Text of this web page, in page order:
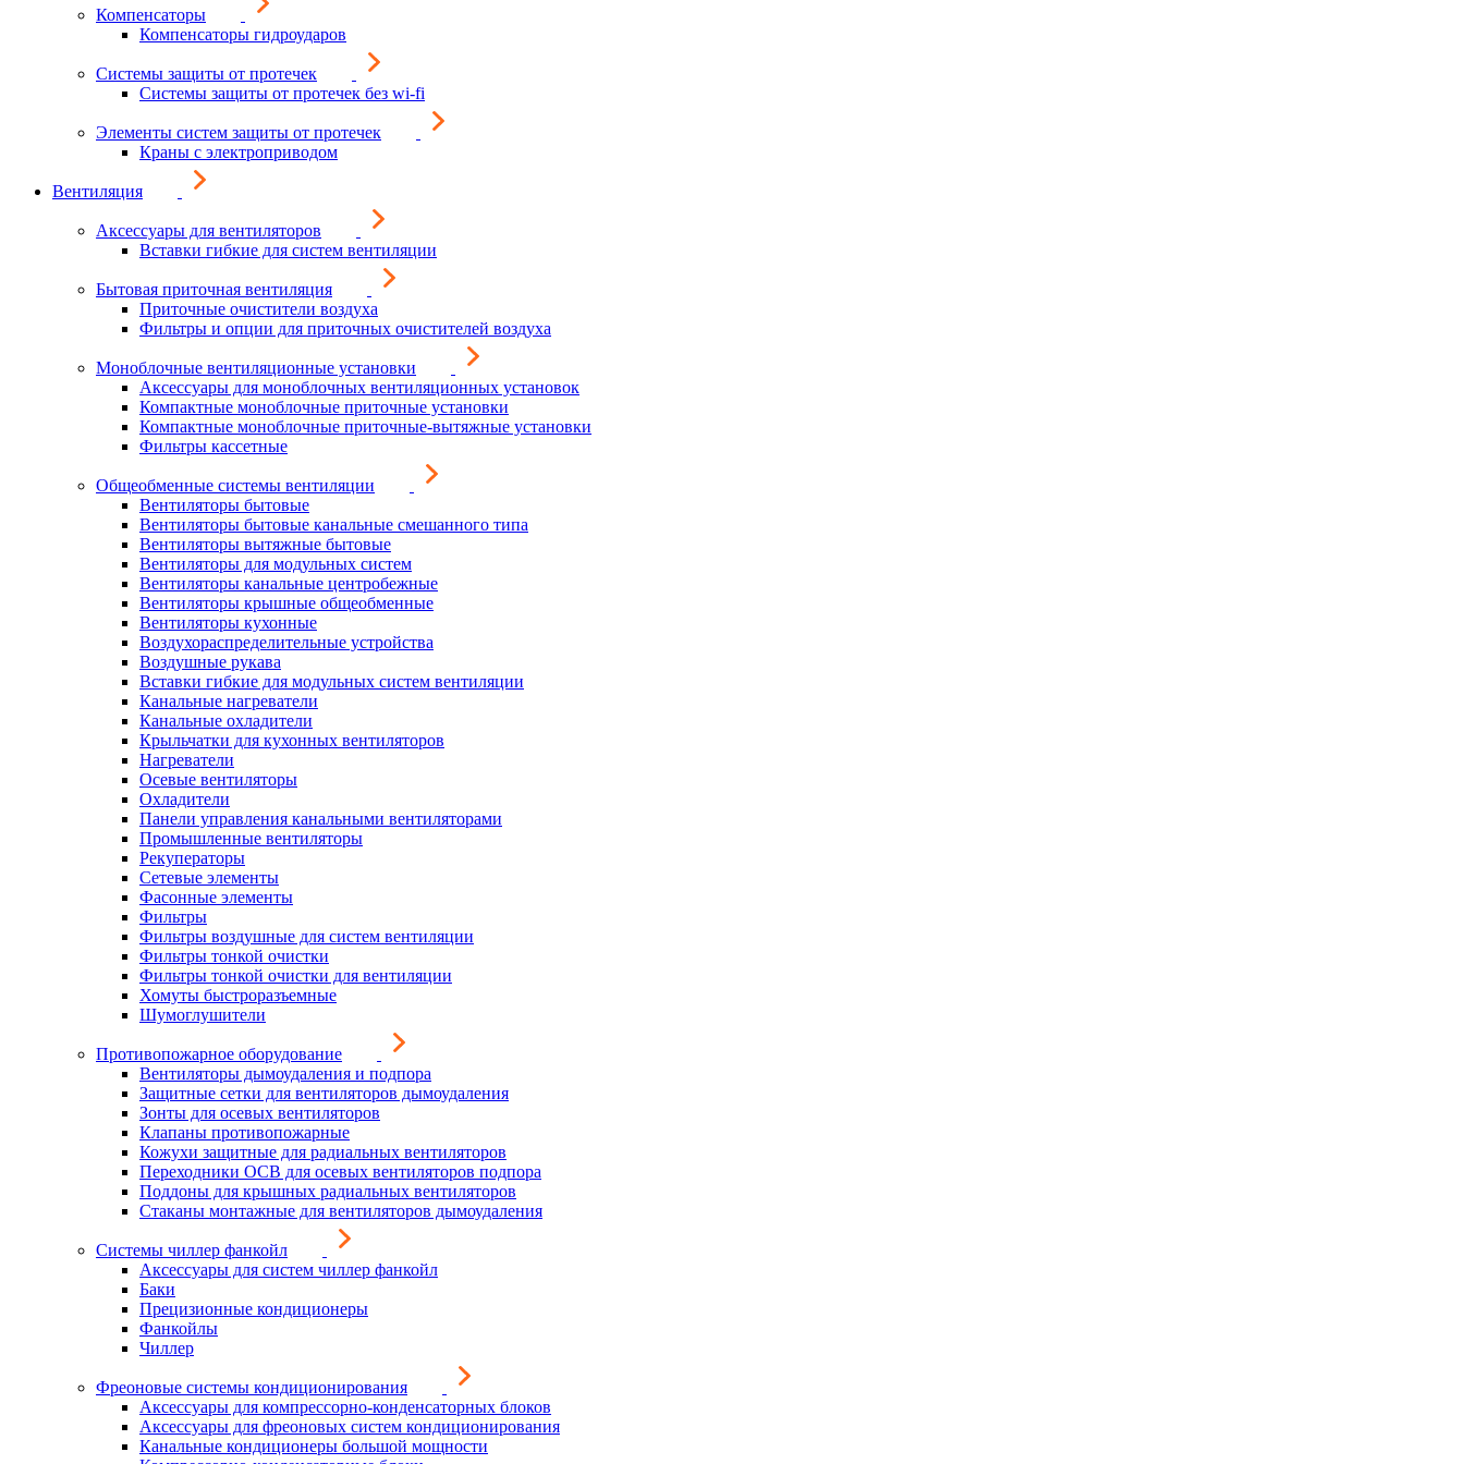
Компенсаторы
Компенсаторы гидроударов
Системы защиты от протечек
Системы защиты от протечек без wi-fi
Элементы систем защиты от протечек
Краны с электроприводом
Вентиляция
Аксессуары для вентиляторов
Вставки гибкие для систем вентиляции
Бытовая приточная вентиляция
Приточные очистители воздуха
Фильтры и опции для приточных очистителей воздуха
Моноблочные вентиляционные установки
Аксессуары для моноблочных вентиляционных установок
Компактные моноблочные приточные установки
Компактные моноблочные приточные-вытяжные установки
Фильтры кассетные
Общеобменные системы вентиляции
Вентиляторы бытовые
Вентиляторы бытовые канальные смешанного типа
Вентиляторы вытяжные бытовые
Вентиляторы для модульных систем
Вентиляторы канальные центробежные
Вентиляторы крышные общеобменные
Вентиляторы кухонные
Воздухораспределительные устройства
Воздушные рукава
Вставки гибкие для модульных систем вентиляции
Канальные нагреватели
Канальные охладители
Крыльчатки для кухонных вентиляторов
Нагреватели
Осевые вентиляторы
Охладители
Панели управления канальными вентиляторами
Промышленные вентиляторы
Рекуператоры
Сетевые элементы
Фасонные элементы
Фильтры
Фильтры воздушные для систем вентиляции
Фильтры тонкой очистки
Фильтры тонкой очистки для вентиляции
Хомуты быстроразъемные
Шумоглушители
Противопожарное оборудование
Вентиляторы дымоудаления и подпора
Защитные сетки для вентиляторов дымоудаления
Зонты для осевых вентиляторов
Клапаны противопожарные
Кожухи защитные для радиальных вентиляторов
Переходники ОСВ для осевых вентиляторов подпора
Поддоны для крышных радиальных вентиляторов
Стаканы монтажные для вентиляторов дымоудаления
Системы чиллер фанкойл
Аксессуары для систем чиллер фанкойл
Баки
Прецизионные кондиционеры
Фанкойлы
Чиллер
Фреоновые системы кондиционирования
Аксессуары для компрессорно-конденсаторных блоков
Аксессуары для фреоновых систем кондиционирования
Канальные кондиционеры большой мощности